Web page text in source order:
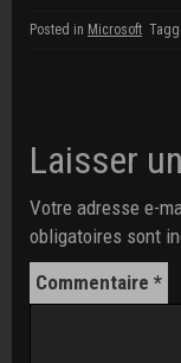
Posted in Microsoft
Laisser
Votre adresse e-
obligatoires sont
Commentaire *